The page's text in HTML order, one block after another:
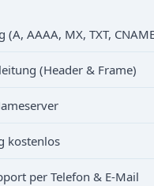
(A, AAAA, MX, TXT,
(Header & Frame)
kostenlos
per Telefon & E-Mail